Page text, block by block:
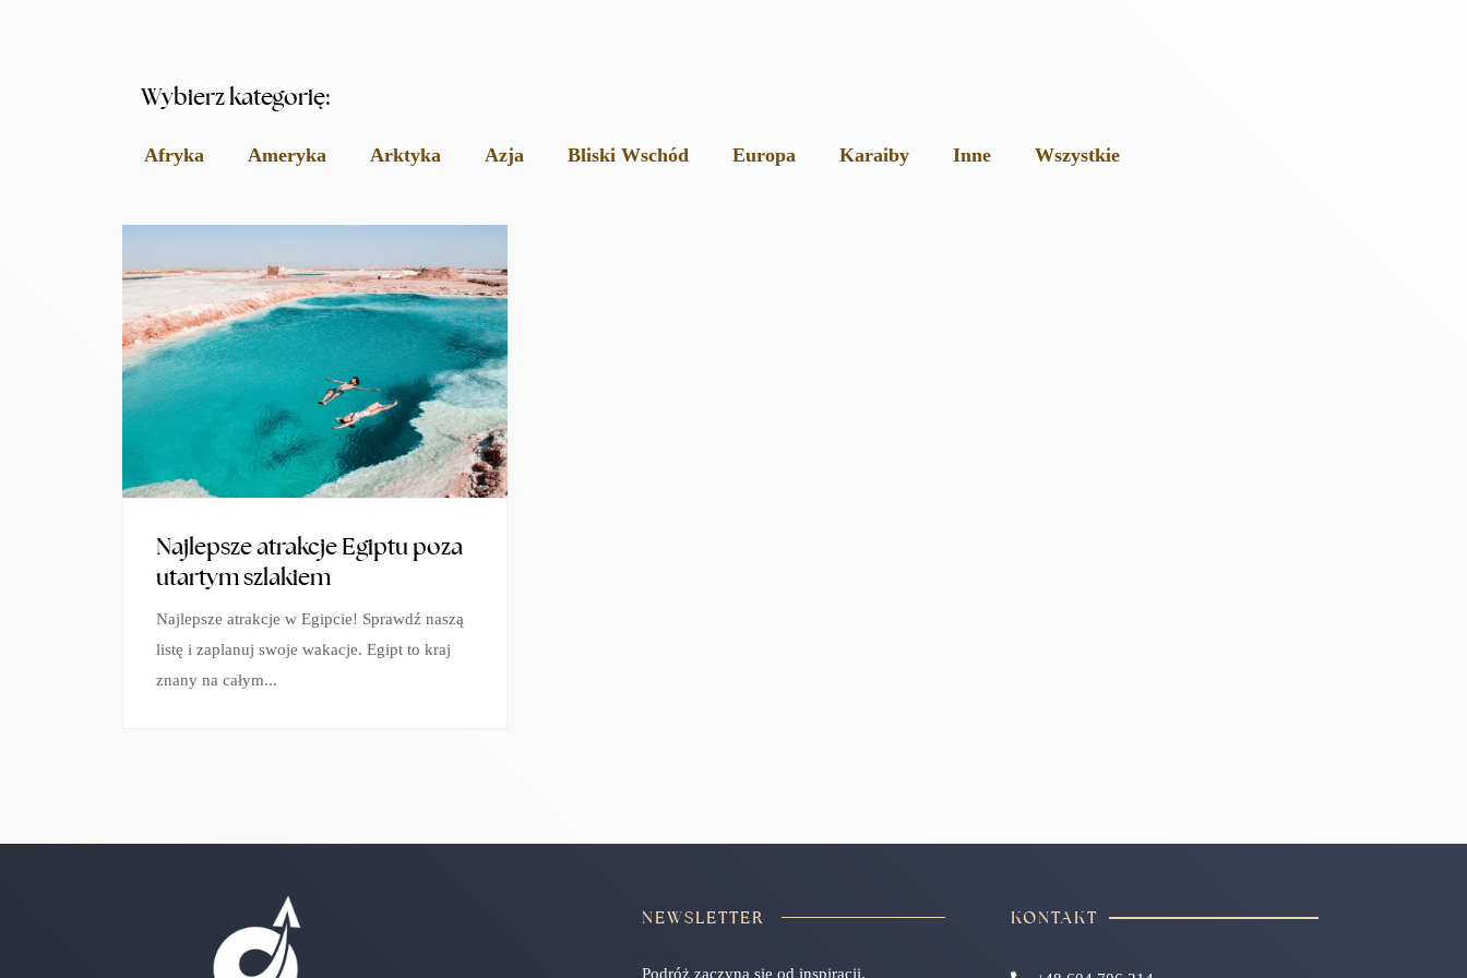
Wybierz kategorię:
Afryka Ameryka Arktyka Azja Bliski Wschód Europa Karaiby Inne Wszystkie
Najlepsze atrakcje Egiptu poza
utartym szlakiem
Najlepsze atrakcje w Egipcie! Sprawdź naszą
listę i zaplanuj swoje wakacje. Egipt to kraj
znany na całym...
NEWSLETTER
Podróż zaczyna się od inspiracji.
KONTAKT